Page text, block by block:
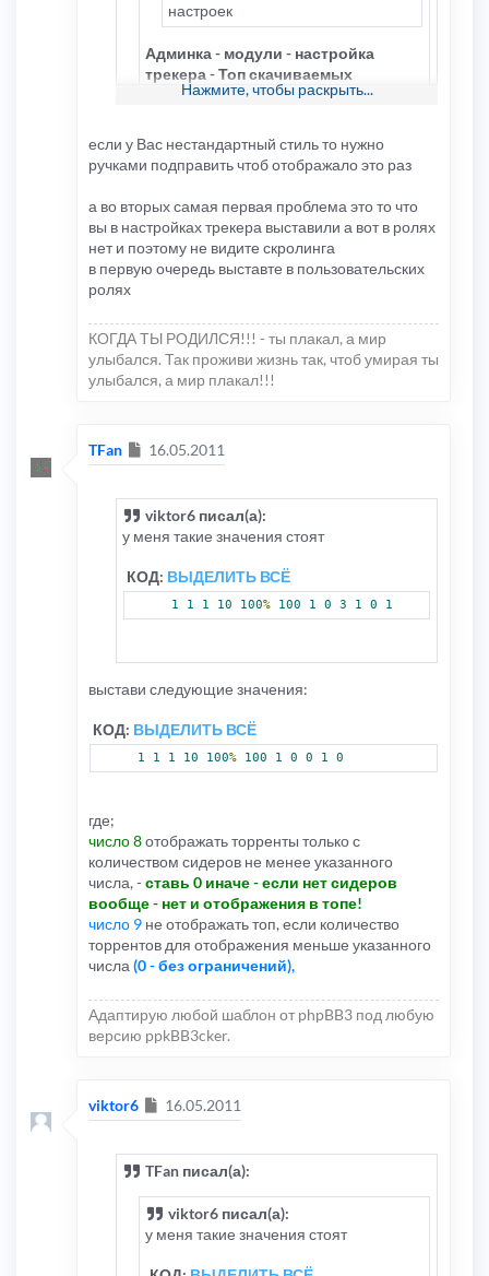
настроек
Админка - модули - настройка
трекера - Топ скачиваемых
торрентов
А можно еще скрин где оно должно
отображаться
у меня такие значения стоят
КОД: ВЫДЕЛИТЬ ВСЁ
1 1 1 10 100 % 100 1 0
Нажмите, чтобы раскрыть...
если у Вас нестандартный стиль то нужно
ручками подправить чтоб отображало это раз
а во вторых самая первая проблема это то что
вы в настройках трекера выставили а вот в ролях
нет и поэтому не видите скролинга
в первую очередь выставте в пользовательских
ролях
КОГДА ТЫ РОДИЛСЯ!!! - ты плакал, а мир
улыбался. Так проживи жизнь так, чтоб умирая ты
улыбался, а мир плакал!!!
TFan Сообщение
16.05.2011
viktor6 писал(а):
у меня такие значения стоят
КОД: ВЫДЕЛИТЬ ВСЁ
1 1 1 10 100% 100 1 0 3 1 0 1
выстави следующие значения:
КОД: ВЫДЕЛИТЬ ВСЁ
1 1 1 10 100% 100 1 0 0 1 0
где;
число 8отображать торренты только с
количеством сидеров не менее указанного
числа, -ставь 0 иначе - если нет сидеров
вообще - нет и отображения в топе!
число 9 не отображать топ, если количество
торрентов для отображения меньше указанного
числа (0 - без ограничений),
Адаптирую любой шаблон от phpBB3 под любую
версию ppkBB3cker.
viktor6 Сообщение
16.05.2011
TFan писал(а):
viktor6 писал(а):
у меня такие значения стоят